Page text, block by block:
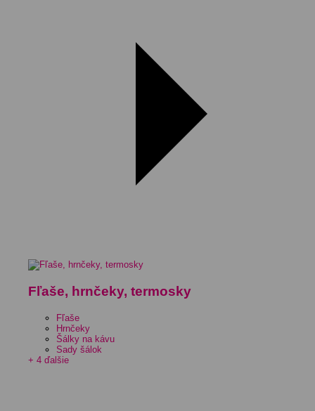
Fľaše, hrnčeky, termosky
Fľaše
Hrnčeky
Šálky na kávu
Sady šálok
+ 4 ďalšie